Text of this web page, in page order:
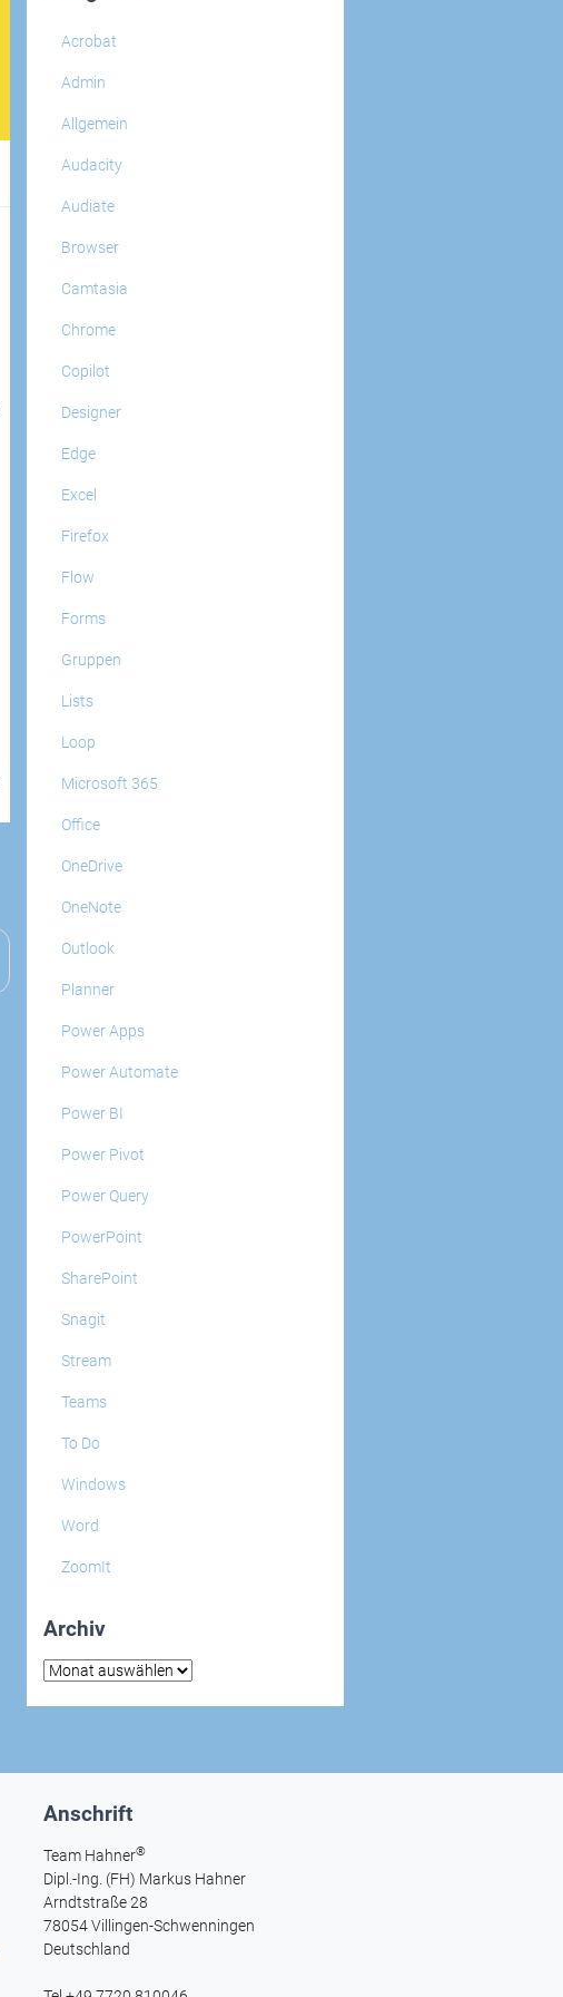
Acrobat
Admin
Allgemein
Audacity
Audiate
Browser
Camtasia
Chrome
Copilot
Designer
Edge
Excel
Firefox
Flow
Forms
Gruppen
Lists
Loop
Microsoft 365
Office
OneDrive
OneNote
Outlook
Planner
Power Apps
Power Automate
Power BI
Power Pivot
Power Query
PowerPoint
SharePoint
Snagit
Stream
Teams
To Do
Windows
Word
ZoomIt
Archiv
Archiv
Anschrift
Team Hahner®
Dipl.-Ing. (FH) Markus Hahner
Arndtstraße 28
78054 Villingen-Schwenningen
Deutschland